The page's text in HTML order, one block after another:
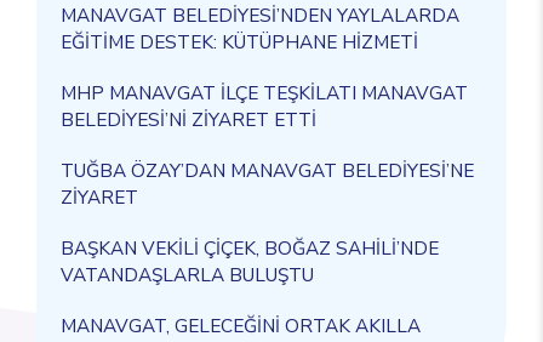
MANAVGAT BELEDİYESİ’NDEN YAYLALARDA
EĞİTİME DESTEK: KÜTÜPHANE HİZMETİ
MHP MANAVGAT İLÇE TEŞKİLATI MANAVGAT
BELEDİYESİ’Nİ ZİYARET ETTİ
TUĞBA ÖZAY’DAN MANAVGAT BELEDİYESİ’NE
ZİYARET
BAŞKAN VEKİLİ ÇİÇEK, BOĞAZ SAHİLİ’NDE
VATANDAŞLARLA BULUŞTU
MANAVGAT, GELECEĞİNİ ORTAK AKILLA